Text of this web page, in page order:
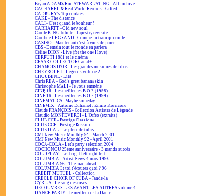
Bryan ADAMS/Rod STEWART/STING - All for love
CACHAREL & Real World Records - Gifted
CADBURY's Top cookies
CAKE - The distance
CALI - C'est quand le bonheur ?
CARHARTT - Old new soul
Carole KING tribute - Tapestry revisited
Caroline LEGRAND - Comme un train qui roule
CASINO - Maintenant c'est à vous de jouer
CBS - Demain tout le monde en parlera
Céline DION - Live (for the one I love)
CERRUTI 1881 et le cinéma
CESAR COLLECTOR Canal+
CHAMOIS D'OR - Les grandes musiques de films
CHEVROLET - Legends volume 2
CHOUBENE - Lila
Chris REA - God's great banana skin
Christophe MALI - Je vous emmène
CINÉ 16 - Les meilleures B.O.F. (1998)
CINÉ 16 - Les meilleures B.O.F. (1999)
CINEMATICS - Maybe someday
CINEMIX - Antoine Duhamel / Ennio Morricone
Claude FRANÇOIS - Collection Artistes de Légende
Claudio MONTEVERDI - L'Orfeo (extraits)
CLUB CCF - Prestige Classique
CLUB CCF - Prestige Rossini
CLUB DIAL - Le plein de tubes
CMJ New Music Monthly 91 - March 2001
CMJ New Music Monthly 92 - April 2001
COCA-COLA - Let's party selection 2004
COCHONOU 25ème anniversaire - 3 grands succès
COLDPLAY - Left right left right left
COLUMBIA - Artist News 4 mars 1998
COLUMBIA 96 - The road ahead
COLUMBIA Et toi t'écoutes quoi ? 96
CRÉDIT MUTUEL - Collection
CRÉOLE CHOIR OF CUBA - Tande-la
CYRIUS - Le sang des roses
DÉCOUVREZ-LES AVANT LES AUTRES volume 4
DANCE PARTY - le meilleur de la Dance